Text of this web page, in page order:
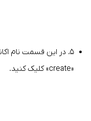
۵. در این قسمت نام
«create» کلیک کنید.